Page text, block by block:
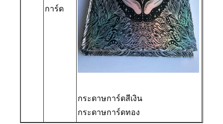
การ์ด
กระดาษการ์ดสีเงิน
กระดาษการ์ดทอง